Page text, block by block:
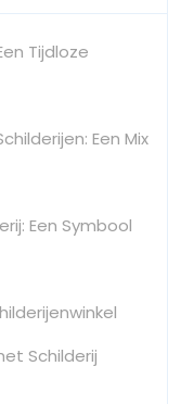
Tijdloze
Een Mix
Een Symbool
Schilderij